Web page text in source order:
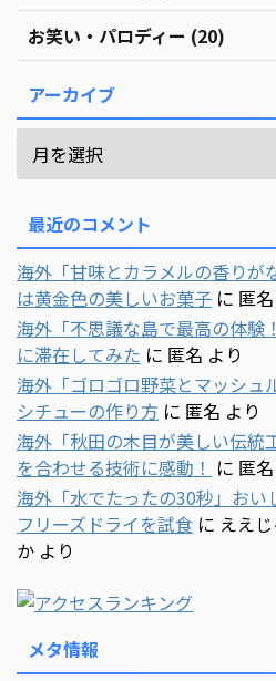
お笑い・パロディー (20)
アーカイブ
最近のコメント
海外「甘味とカラメルの香りが
は黄金色の美しいお菓子 に 匿名
海外「不思議な島で最高の体験
に滞在してみた に 匿名 より
海外「ゴロゴロ野菜とマッシュ
シチューの作り方 に 匿名 より
海外「秋田の木目が美しい伝統
を合わせる技術に感動！ に 匿名
海外「水でたったの30秒」お
フリーズドライを試食 に ええ
か より
メタ情報